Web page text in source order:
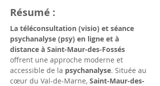
Résumé :
La téléconsultation (visio) et séance
psychanalyse (psy) en ligne et à
distance à Saint-Maur-des-Fossés
offrent une approche moderne et
accessible de la psychanalyse. Située au
cœur du Val-de-Marne, Saint-Maur-des-